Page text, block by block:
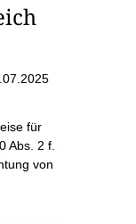
für
Abs. 2 f.
von